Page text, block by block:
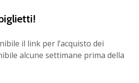
il link per l’acquisto dei
alcune settimane prima della